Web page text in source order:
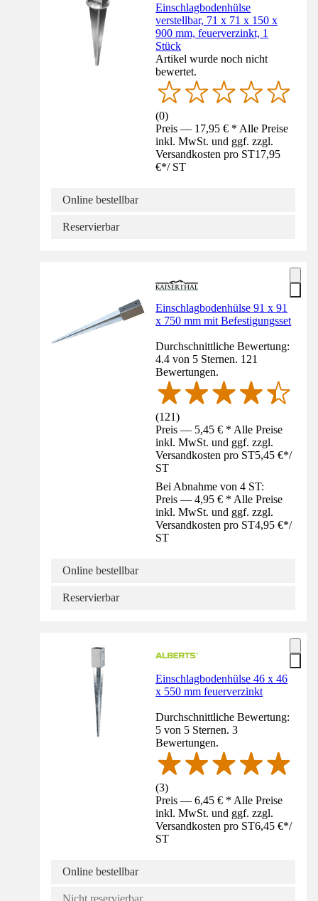
Einschlagbodenhülse
verstellbar, 71 x 71 x 150 x
900 mm, feuerverzinkt, 1
Stück
Artikel wurde noch nicht
bewertet.
(0)
Preis — 17,95 € * Alle Preise
inkl. MwSt. und ggf. zzgl.
Versandkosten pro ST17,95
€*/ ST
Online bestellbar
Reservierbar
Einschlagbodenhülse 91 x 91
x 750 mm mit Befestigungsset
Durchschnittliche Bewertung:
4.4 von 5 Sternen. 121
Bewertungen.
(121)
Preis — 5,45 € * Alle Preise
inkl. MwSt. und ggf. zzgl.
Versandkosten pro ST5,45 €*/
ST
Bei Abnahme von 4 ST:
Preis — 4,95 € * Alle Preise
inkl. MwSt. und ggf. zzgl.
Versandkosten pro ST4,95 €*/
ST
Online bestellbar
Reservierbar
Einschlagbodenhülse 46 x 46
x 550 mm feuerverzinkt
Durchschnittliche Bewertung:
5 von 5 Sternen. 3
Bewertungen.
(3)
Preis — 6,45 € * Alle Preise
inkl. MwSt. und ggf. zzgl.
Versandkosten pro ST6,45 €*/
ST
Online bestellbar
Nicht reservierbar